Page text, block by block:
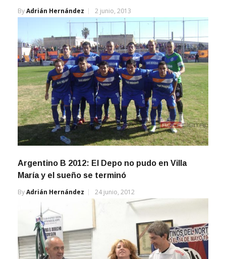
ByAdrián Hernández 2 junio, 2013
Argentino B 2012: El Depo no pudo en Villa
María y el sueño se terminó
ByAdrián Hernández 24 junio, 2012